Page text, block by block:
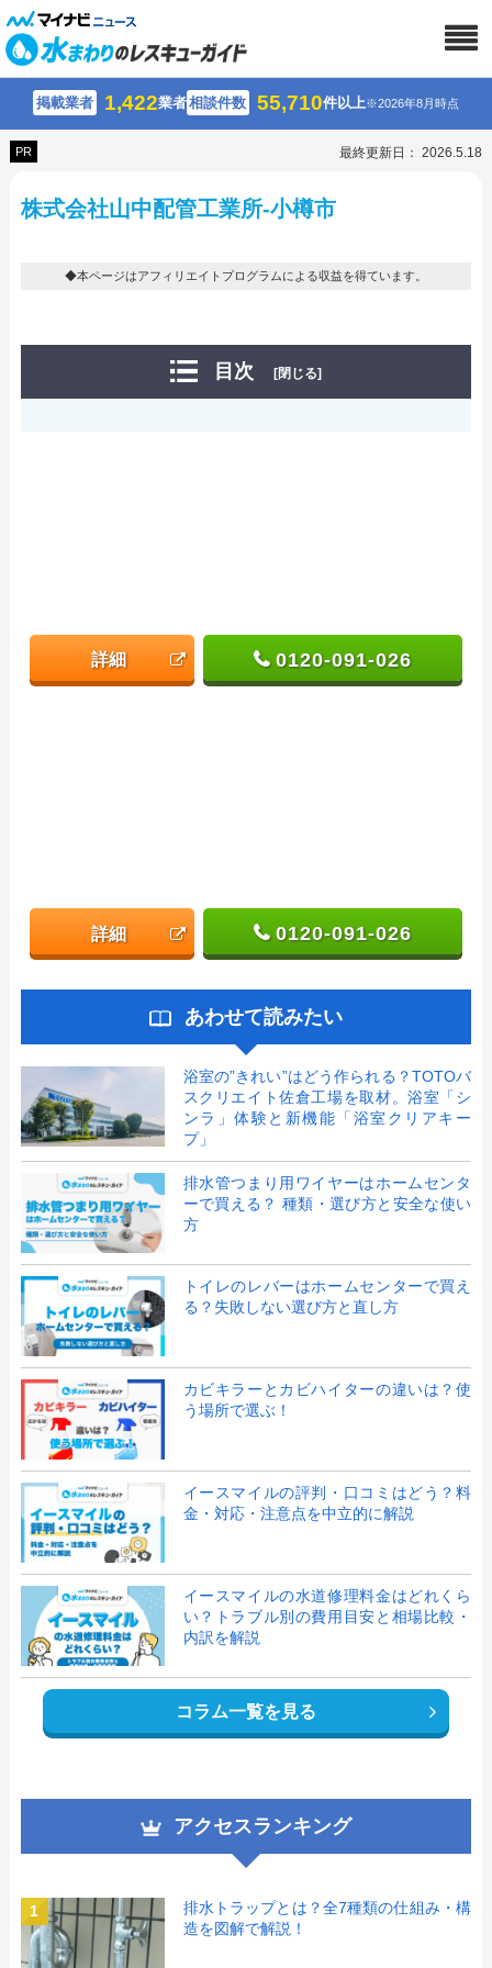
掲載業者 1,422業者相談件数 55,710件以上※2026年8月時点
PR 最終更新日： 2026.5.18
株式会社山中配管工業所-小樽市
◆本ページはアフィリエイトプログラムによる収益を得ています。
目次 [閉じる]
詳細 0120-091-026
詳細 0120-091-026
あわせて読みたい
浴室の”きれい”はどう作られる？TOTOバ
スクリエイト佐倉工場を取材。浴室「シ
ンラ」体験と新機能「浴室クリアキー
プ」
排水管つまり用ワイヤーはホームセンタ
ーで買える？ 種類・選び方と安全な使い
方
トイレのレバーはホームセンターで買え
る？失敗しない選び方と直し方
カビキラーとカビハイターの違いは？使
う場所で選ぶ！
イースマイルの評判・口コミはどう？料
金・対応・注意点を中立的に解説
イースマイルの水道修理料金はどれくら
い？トラブル別の費用目安と相場比較・
内訳を解説
コラム一覧を見る
アクセスランキング
1
排水トラップとは？全7種類の仕組み・構
造を図解で解説！